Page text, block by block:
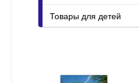
Товары для детей